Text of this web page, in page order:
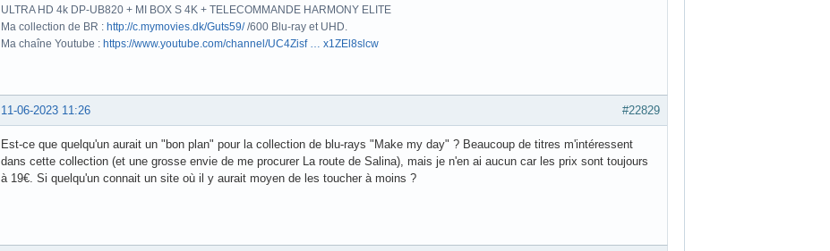
ULTRA HD 4k DP-UB820 + MI BOX S 4K + TELECOMMANDE HARMONY ELITE
Ma collection de BR : http://c.mymovies.dk/Guts59//600 Blu-ray et UHD.
Ma chaîne Youtube : https://www.youtube.com/channel/UC4Zisf … x1ZEl8slcw
#22829
11-06-2023 11:26
Est-ce que quelqu'un aurait un "bon plan" pour la collection de blu-rays "Make my day" ? Beaucoup de titres m'intéressent
dans cette collection (et une grosse envie de me procurer La route de Salina), mais je n'en ai aucun car les prix sont toujours
à 19€. Si quelqu'un connait un site où il y aurait moyen de les toucher à moins ?